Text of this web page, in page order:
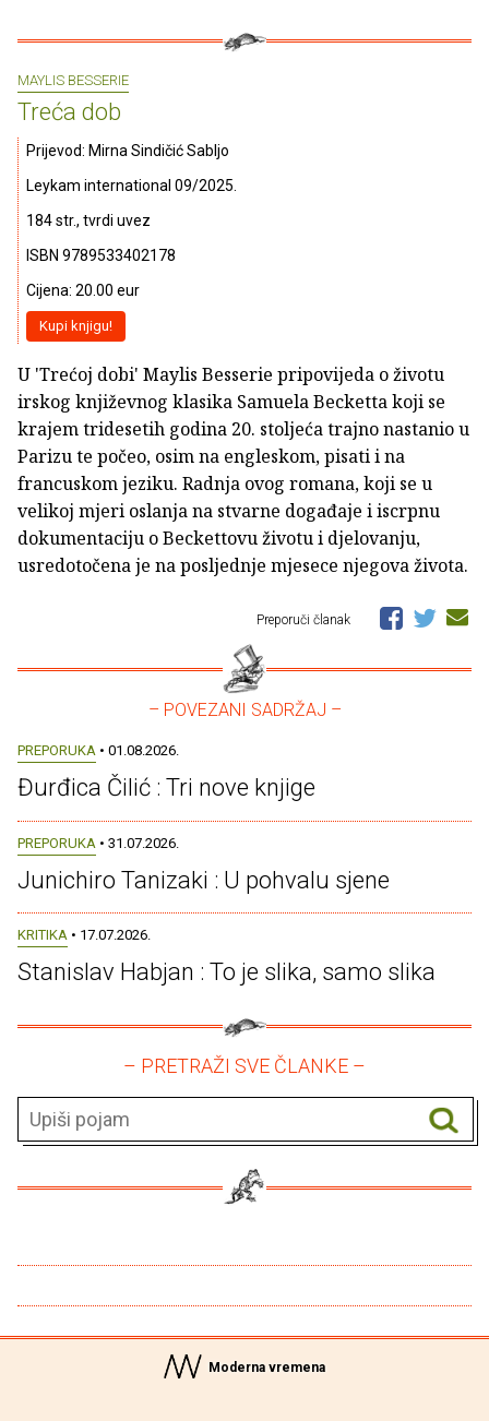
MAYLIS BESSERIE
Treća dob
Prijevod: Mirna Sindičić Sabljo
Leykam international 09/2025.
184 str., tvrdi uvez
ISBN 9789533402178
Cijena: 20.00 eur
Kupi knjigu!
U 'Trećoj dobi' Maylis Besserie pripovijeda o životu
irskog književnog klasika Samuela Becketta koji se
krajem tridesetih godina 20. stoljeća trajno nastanio u
Parizu te počeo, osim na engleskom, pisati i na
francuskom jeziku. Radnja ovog romana, koji se u
velikoj mjeri oslanja na stvarne događaje i iscrpnu
dokumentaciju o Beckettovu životu i djelovanju,
usredotočena je na posljednje mjesece njegova života.
Preporuči članak
– POVEZANI SADRŽAJ –
PREPORUKA • 01.08.2026.
Đurđica Čilić : Tri nove knjige
PREPORUKA • 31.07.2026.
Junichiro Tanizaki : U pohvalu sjene
KRITIKA • 17.07.2026.
Stanislav Habjan : To je slika, samo slika
– PRETRAŽI SVE ČLANKE –
Moderna vremena